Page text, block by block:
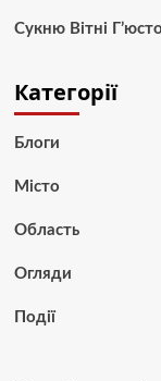
Сукню Вітні
Категорії
Блоги
Місто
Область
Огляди
Події